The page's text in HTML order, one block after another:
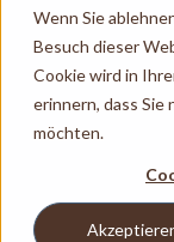
Wenn Sie
Besuch dieser
Cookie wird in
erinnern, dass
möchten.